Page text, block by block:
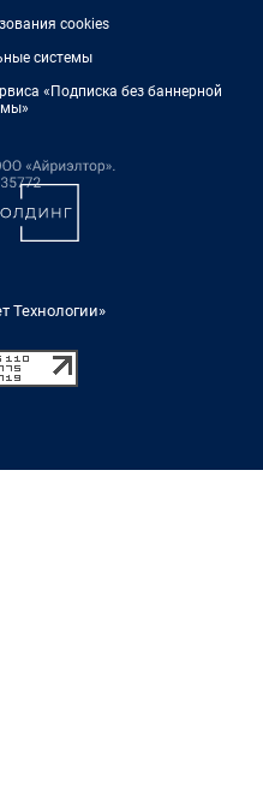
cookies
системы
«Подписка без баннерной
Технологии»